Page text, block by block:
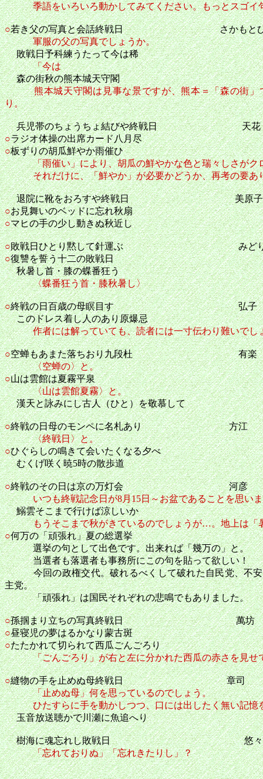
季語をいろいろ動かしてみてください。もっとスゴイ
○若き父の写真と会話終戦日 さかもとひ
軍服の父の写真でしょうか。
敗戦日予科練うたって今は稀
「今は
森の街秋の熊本城天守閣
熊本城天守閣は見事な景ですが、熊本＝「森の街
り。
兵児帯のちょうちょ結びや終戦日 天花
○ラジオ体操の出席カード八月尽
○板ずりの胡瓜鮮やか雨催ひ
「雨催い」により、胡瓜の鮮やかな色と瑞々しさがク
それだけに、「鮮やか」が必要かどうか、再考の要あ
退院に靴をおろすや終戦日 美原子
○お見舞いのベッドに忘れ秋扇
○マヒの手の少し動きぬ秋近し
○敗戦日ひとり黙して針運ぶ みど
○復讐を誓う十二の敗戦日
秋暑し首・膝の蝶番狂う
〈蝶番狂う首・膝秋暑し〉
○終戦の日百歳の母瞑目す 弘子
このドレス着し人のあり原爆忌
作者には解っていても、読者には一寸伝わり難いでし
○空蝉もあまた落ちおり九段杜 有楽
〈空蝉の〉と。
○山は雲館は夏霧平泉
〈山は雲館夏霧〉と。
漢天と詠みにし古人（ひと）を敬慕して
○終戦の日母のモンペに名札あり 方江
〈終戦日〉と。
○ひぐらしの鳴きて会いたくなる夕べ
むくげ咲く暁5時の散歩道
○終戦のその日は京の万灯会 河彦
いつも終戦記念日が8月15日～お盆であることを思い
鰯雲そこまで行けば涼しいか
もうそこまで秋がきているのでしょうが…。地上は「
○何万の「頑張れ」夏の総選挙
選挙の句として出色です。出来れば「幾万の」と。
当選者も落選者も事務所にこの句を貼って欲しい！
今回の政権交代。破れるべくして破れた自民党、不安
主党。
「頑張れ」は国民それぞれの悲鳴でもありました。
○孫掴まり立ちの写真終戦日 萬坊
○昼寝児の夢はるかなり蒙古斑
○たたかれて切られて西瓜ごんごろり
「ごんごろり」が右と左に分かれた西瓜の赤さを見せ
○縫物の手を止めぬ母終戦日 章司
「止めぬ母」何を思っているのでしょう。
ひたすらに手を動かしつつ、口には出したく無い記憶を
玉音放送聴かで川瀬に魚追へり
樹海に魂忘れし敗戦日 悠々
「忘れておりぬ」「忘れきたりし」？